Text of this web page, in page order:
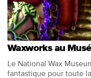
Waxworks au
Le National Wax
fantastique pour toute